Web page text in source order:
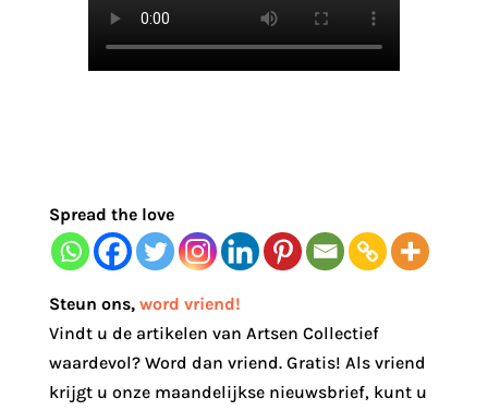
Spread the love
Steun ons, word vriend!
Vindt u de artikelen van Artsen Collectief
waardevol? Word dan vriend. Gratis! Als vriend
krijgt u onze maandelijkse nieuwsbrief, kunt u